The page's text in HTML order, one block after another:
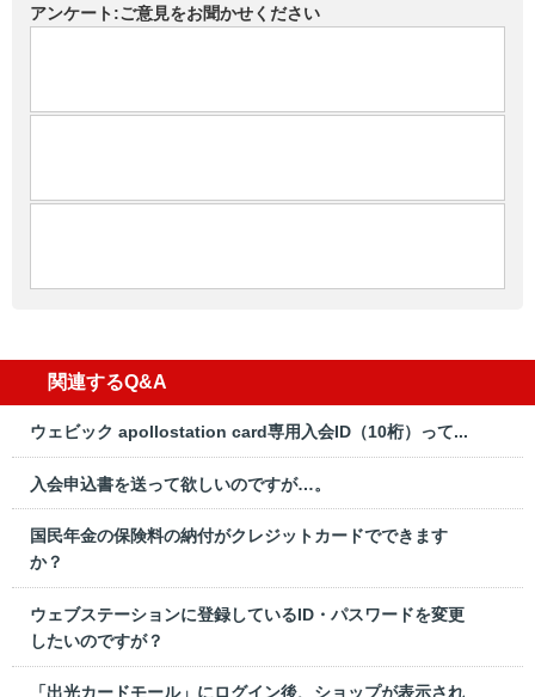
アンケート:ご意見をお聞かせください
関連するQ&A
ウェビック apollostation card専用入会ID（10桁）って...
入会申込書を送って欲しいのですが…。
国民年金の保険料の納付がクレジットカードでできます
か？
ウェブステーションに登録しているID・パスワードを変更
したいのですが？
「出光カードモール」にログイン後、ショップが表示され